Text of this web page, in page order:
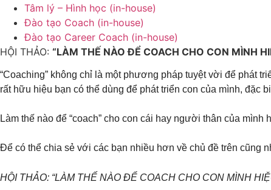
Tâm lý – Hình học (in-house)
Đào tạo Coach (in-house)
Đào tạo Career Coach (in-house)
HỘI THẢO: “LÀM THẾ NÀO ĐỂ COACH CHO CON MÌNH
“Coaching” không chỉ là một phương pháp tuyệt vời để phát
rất hữu hiệu bạn có thể dùng để phát triển con của mình, đặc
Làm thế nào để “coach” cho con cái hay người thân của
Để có thể chia sẻ với các bạn nhiều hơn về chủ đề trên cũng
HỘI THẢO: “LÀM THẾ NÀO ĐỂ COACH CHO CON MÌNH